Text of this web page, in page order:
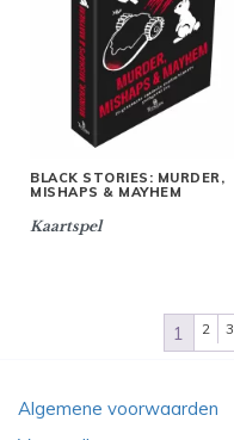
BLACK STORIES: MURDER,
MISHAPS & MAYHEM
Kaartspel
1 2 3
Algemene voorwaarden